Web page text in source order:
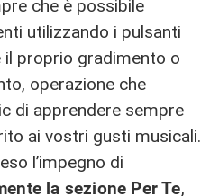
che è possibile
utilizzando i pulsanti
il proprio gradimento o
operazione che
di apprendere sempre
ai vostri gusti musicali.
l’impegno di
la sezione Per Te,